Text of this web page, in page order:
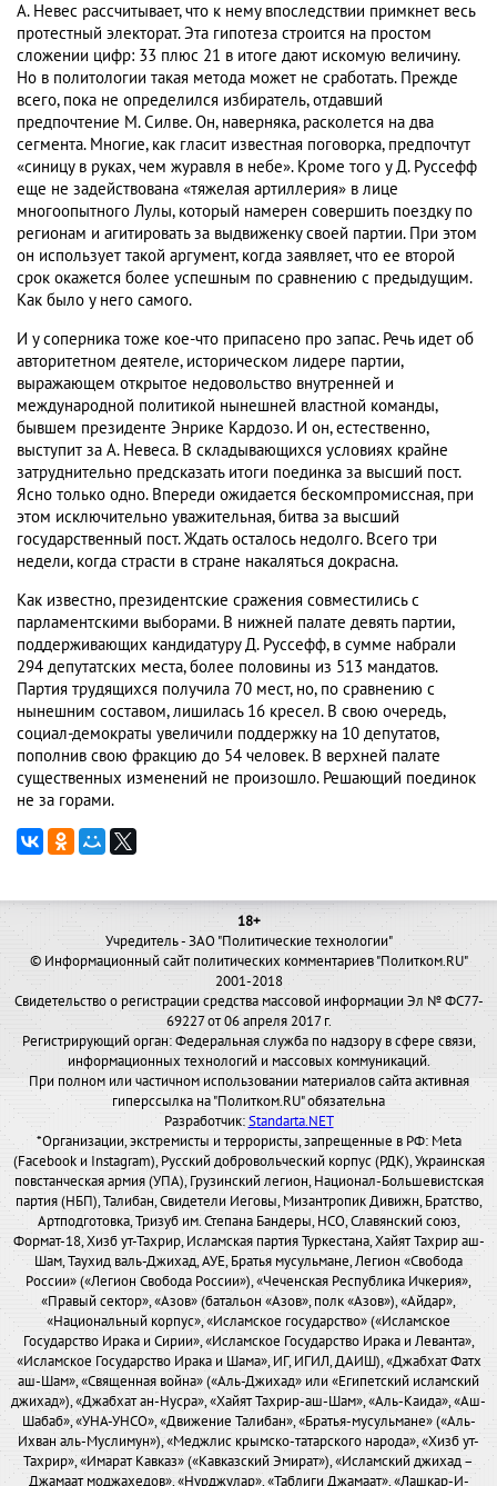
А. Невес рассчитывает, что к нему впоследствии примкнет весь
протестный электорат. Эта гипотеза строится на простом
сложении цифр: 33 плюс 21 в итоге дают искомую величину.
Но в политологии такая метода может не сработать. Прежде
всего, пока не определился избиратель, отдавший
предпочтение М. Силве. Он, наверняка, расколется на два
сегмента. Многие, как гласит известная поговорка, предпочтут
«синицу в руках, чем журавля в небе». Кроме того у Д. Руссефф
еще не задействована «тяжелая артиллерия» в лице
многоопытного Лулы, который намерен совершить поездку по
регионам и агитировать за выдвиженку своей партии. При этом
он использует такой аргумент, когда заявляет, что ее второй
срок окажется более успешным по сравнению с предыдущим.
Как было у него самого.
И у соперника тоже кое-что припасено про запас. Речь идет об
авторитетном деятеле, историческом лидере партии,
выражающем открытое недовольство внутренней и
международной политикой нынешней властной команды,
бывшем президенте Энрике Кардозо. И он, естественно,
выступит за А. Невеса. В складывающихся условиях крайне
затруднительно предсказать итоги поединка за высший пост.
Ясно только одно. Впереди ожидается бескомпромиссная, при
этом исключительно уважительная, битва за высший
государственный пост. Ждать осталось недолго. Всего три
недели, когда страсти в стране накаляться докрасна.
Как известно, президентские сражения совместились с
парламентскими выборами. В нижней палате девять партии,
поддерживающих кандидатуру Д. Руссефф, в сумме набрали
294 депутатских места, более половины из 513 мандатов.
Партия трудящихся получила 70 мест, но, по сравнению с
нынешним составом, лишилась 16 кресел. В свою очередь,
социал-демократы увеличили поддержку на 10 депутатов,
пополнив свою фракцию до 54 человек. В верхней палате
существенных изменений не произошло. Решающий поединок
не за горами.
18+
Учредитель - ЗАО "Политические технологии"
© Информационный сайт политических комментариев "Политком.RU"
2001-2018
Свидетельство о регистрации средства массовой информации Эл № ФС77-
69227 от 06 апреля 2017 г.
Регистрирующий орган: Федеральная служба по надзору в сфере связи,
информационных технологий и массовых коммуникаций.
При полном или частичном использовании материалов сайта активная
гиперссылка на "Политком.RU" обязательна
Разработчик:Standarta.NET
*Организации, экстремисты и террористы, запрещенные в РФ: Meta
(Facebook и Instagram), Русский добровольческий корпус (РДК), Украинская
повстанческая армия (УПА), Грузинский легион, Национал-Большевистская
партия (НБП), Талибан, Свидетели Иеговы, Мизантропик Дивижн, Братство,
Артподготовка, Тризуб им. Степана Бандеры, НСО, Славянский союз,
Формат-18, Хизб ут-Тахрир, Исламская партия Туркестана, Хайят Тахрир аш-
Шам, Таухид валь-Джихад, АУЕ, Братья мусульмане, Легион «Свобода
России» («Легион Свобода России»), «Чеченская Республика Ичкерия»,
«Правый сектор», «Азов» (батальон «Азов», полк «Азов»), «Айдар»,
«Национальный корпус», «Исламское государство» («Исламское
Государство Ирака и Сирии», «Исламское Государство Ирака и Леванта»,
«Исламское Государство Ирака и Шама», ИГ, ИГИЛ, ДАИШ), «Джабхат Фатх
аш-Шам», «Священная война» («Аль-Джихад» или «Египетский исламский
джихад»), «Джабхат ан-Нусра», «Хайят Тахрир-аш-Шам», «Аль-Каида», «Аш-
Шабаб», «УНА-УНСО», «Движение Талибан», «Братья-мусульмане» («Аль-
Ихван аль-Муслимун»), «Меджлис крымско-татарского народа», «Хизб ут-
Тахрир», «Имарат Кавказ» («Кавказский Эмират»), «Исламский джихад –
Джамаат моджахедов», «Нурджулар», «Таблиги Джамаат», «Лашкар-И-